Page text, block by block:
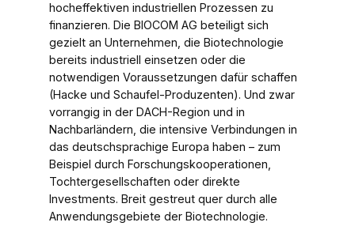
hocheffektiven industriellen Prozessen zu
finanzieren. Die BIOCOM AG beteiligt sich
gezielt an Unternehmen, die Biotechnologie
bereits industriell einsetzen oder die
notwendigen Voraussetzungen dafür schaffen
(Hacke und Schaufel-Produzenten). Und zwar
vorrangig in der DACH-Region und in
Nachbarländern, die intensive Verbindungen in
das deutschsprachige Europa haben – zum
Beispiel durch Forschungskooperationen,
Tochtergesellschaften oder direkte
Investments. Breit gestreut quer durch alle
Anwendungsgebiete der Biotechnologie.